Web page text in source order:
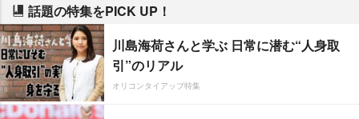
話題の特集をPICK UP！
川島海荷さんと学ぶ 日常に潜む“人身取
引”のリアル
オリコンタイアップ特集